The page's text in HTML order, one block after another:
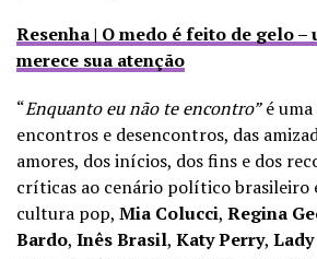
Resenha | O medo é feito de gelo –
merece sua atenção
“Enquanto eu não te encontro”é uma
encontros e desencontros, das
amores, dos inícios, dos fins e dos
críticas ao cenário político brasileiro
cultura pop, Mia Colucci, Regina
Bardo, Inês Brasil, Katy Perry,